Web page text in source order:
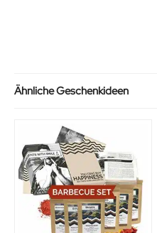
Ähnliche Geschenkideen